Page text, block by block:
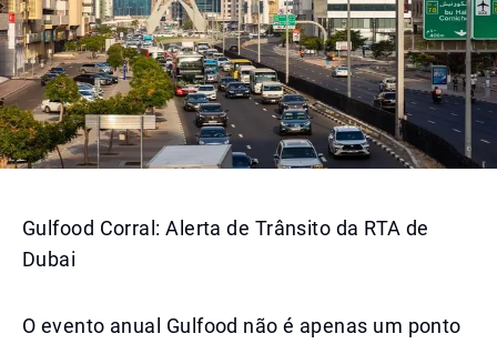
Gulfood Corral: Alerta de Trânsito da RTA de
Dubai
O evento anual Gulfood não é apenas um ponto